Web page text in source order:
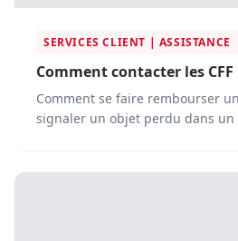
SERVICES CLIENT | ASSISTANCE
Comment contacter les CFF
Comment se faire rembourser
signaler un objet perdu dans un